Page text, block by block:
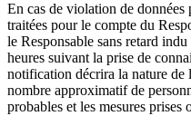
En cas de violation de données
traitées pour le compte du
le Responsable sans retard
heures suivant la prise de
notification décrira la nature de
nombre approximatif de
probables et les mesures prises